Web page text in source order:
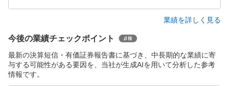
業績を詳しく見る
今後の業績チェックポイント
最新の決算短信・有価証券報告書に基づき、中長期的な業績に寄
与する可能性がある要因を、当社が生成AIを用いて分析した参考
情報です。